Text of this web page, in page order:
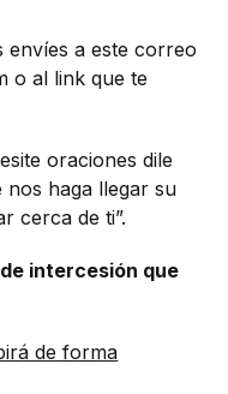
envíes a este correo
o al link que te
oraciones dile
haga llegar su
cerca de ti”.
intercesión que
de forma